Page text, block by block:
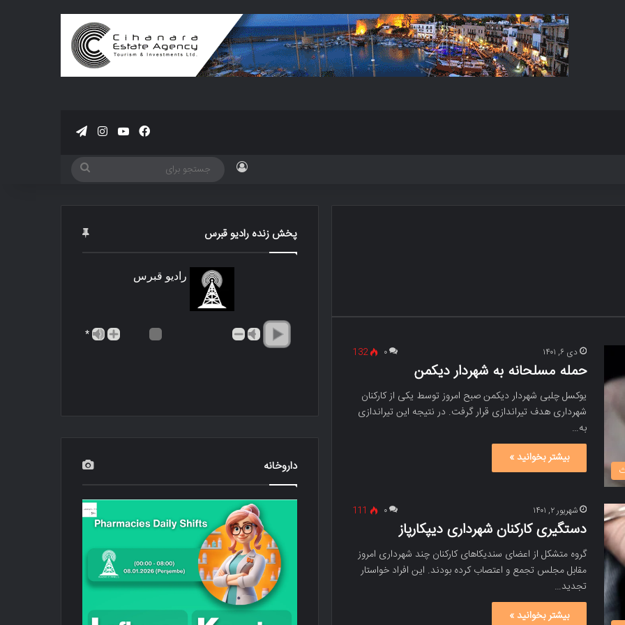
فیسبوکیوتیوباینستاگرام
دی ۶, ۱۴۰۱ ۰ 132
حمله مسلحانه به شهردار دیکمن
یوکسل چلبی شهردار دیکمن صبح امروز توسط یکی از کارکنان
شهرداری هدف تیراندازی قرار گرفت. در نتیجه این تیراندازی
به…
بیشتر بخوانید »
شهریور ۲, ۱۴۰۱ ۰ 111
دستگیری کارکنان شهرداری دیپکارپاز
گروه متشکل از اعضای سندیکاهای کارکنان چند شهرداری امروز
مقابل مجلس تجمع و اعتصاب کرده بودند. این افراد خواستار
تجدید…
بیشتر بخوانید »
پخش زنده رادیو قبرس
رادیو قبرس
*
داروخانه